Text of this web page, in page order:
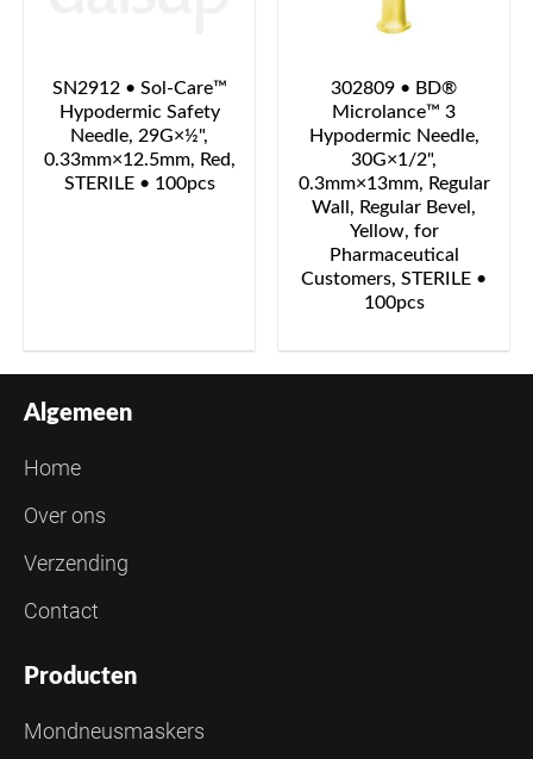
SN2912 • Sol-Care™
Hypodermic Safety
Needle, 29G×½",
0.33mm×12.5mm, Red,
STERILE • 100pcs
302809 • BD®
Microlance™ 3
Hypodermic Needle,
30G×1/2",
0.3mm×13mm, Regular
Wall, Regular Bevel,
Yellow, for
Pharmaceutical
Customers, STERILE •
100pcs
Algemeen
Home
Over ons
Verzending
Contact
Producten
Mondneusmaskers